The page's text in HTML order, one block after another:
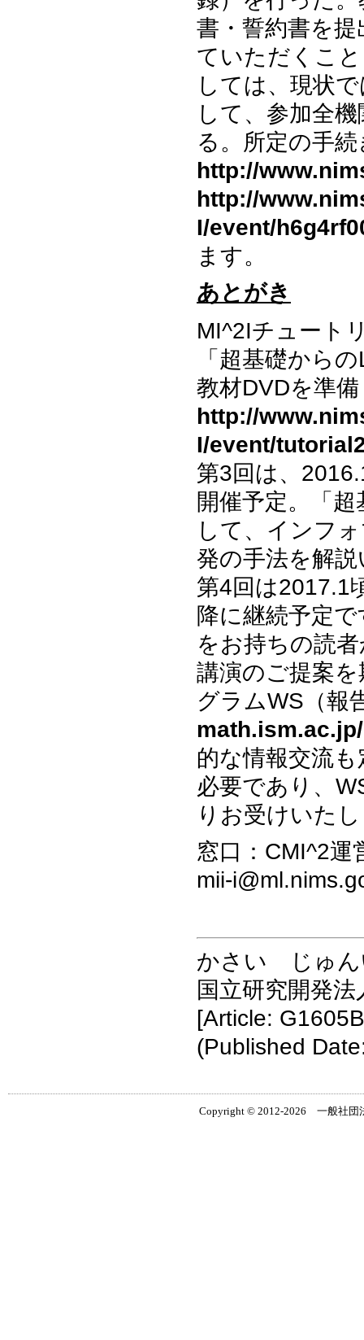
書・誓約書を
ていただくこ
しては、現状
して、参加全
る。所定の手
http://
http://
I/event/
ます。
あとがき
MI^2Iチュート
「超基礎から
教材DVDを準
http://
I/event/
第3回は、
開催予定。「
して、インフ
発の手法を解
第4回は2017.1
降に継続予定
をお持ちの読
講演のご提案
グラムWS（報
的な情報交流
必要であり、
りお受けいた
窓口：CMI^2運
mii-
かさい じゅん
国立研究開発
[Article:
(Published
Copyright © 2012-2026 一般社団